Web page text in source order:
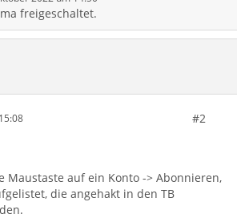
freigeschaltet.
#2
Maustaste auf ein Konto -> Abonnieren,
die angehakt in den TB